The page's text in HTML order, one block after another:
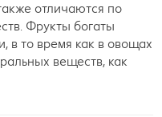
отличаются по
Фрукты богаты
в то время как в овощах
веществ, как